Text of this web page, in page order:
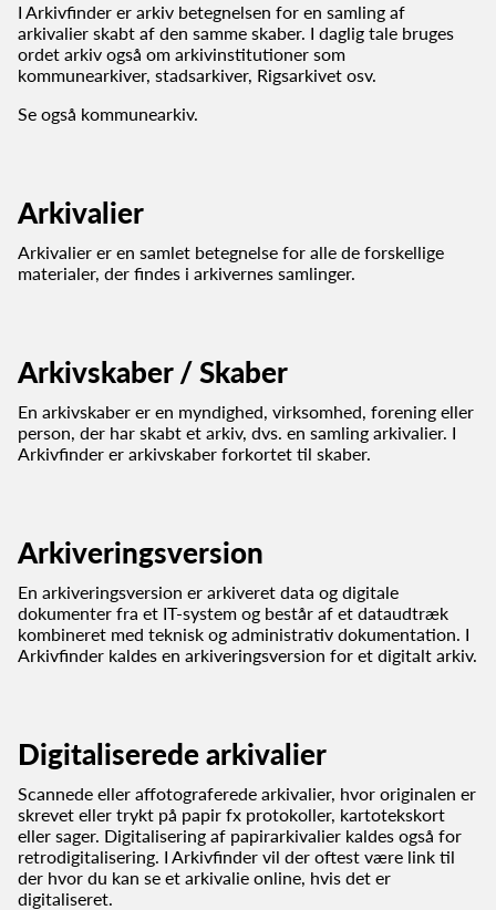
I Arkivfinder er arkiv betegnelsen for en samling af
arkivalier skabt af den samme skaber. I daglig tale bruges
ordet arkiv også om arkivinstitutioner som
kommunearkiver, stadsarkiver, Rigsarkivet osv.
Se også kommunearkiv.
Arkivalier
Arkivalier er en samlet betegnelse for alle de forskellige
materialer, der findes i arkivernes samlinger.
Arkivskaber / Skaber
En arkivskaber er en myndighed, virksomhed, forening eller
person, der har skabt et arkiv, dvs. en samling arkivalier. I
Arkivfinder er arkivskaber forkortet til skaber.
Arkiveringsversion
En arkiveringsversion er arkiveret data og digitale
dokumenter fra et IT-system og består af et dataudtræk
kombineret med teknisk og administrativ dokumentation. I
Arkivfinder kaldes en arkiveringsversion for et digitalt arkiv.
Digitaliserede arkivalier
Scannede eller affotograferede arkivalier, hvor originalen er
skrevet eller trykt på papir fx protokoller, kartotekskort
eller sager. Digitalisering af papirarkivalier kaldes også for
retrodigitalisering. I Arkivfinder vil der oftest være link til
der hvor du kan se et arkivalie online, hvis det er
digitaliseret.